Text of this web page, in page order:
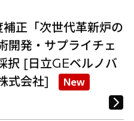
正「次世代革新炉の
開発・サプライチェ
択 [日立GEベルノバ
式会社]
New